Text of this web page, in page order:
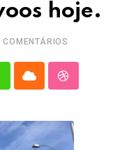
hoje.
COMENTÁRIOS
Cloud